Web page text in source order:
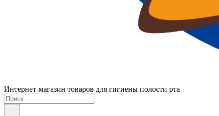
Интернет-магазин товаров для гигиены полости рта